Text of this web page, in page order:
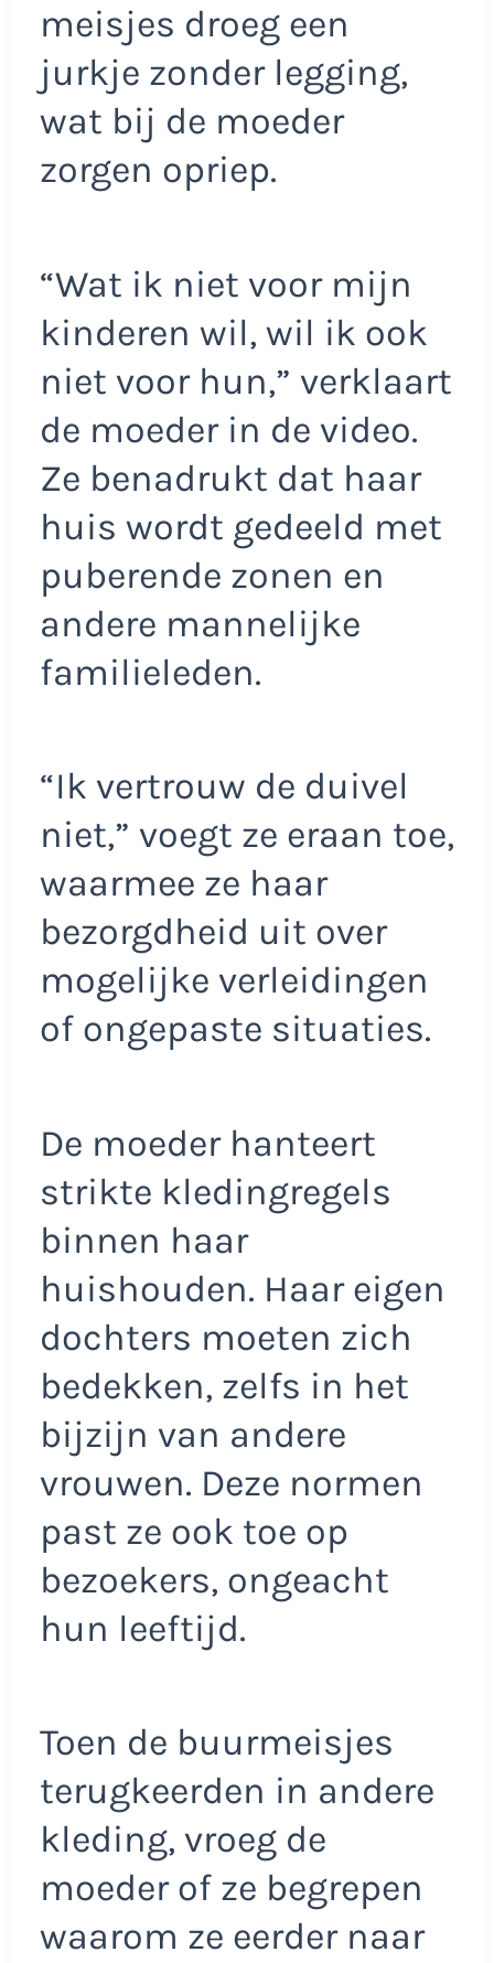
meisjes droeg een
jurkje zonder legging,
wat bij de moeder
zorgen opriep.​
“Wat ik niet voor mijn
kinderen wil, wil ik ook
niet voor hun,” verklaart
de moeder in de video.
Ze benadrukt dat haar
huis wordt gedeeld met
puberende zonen en
andere mannelijke
familieleden.
“Ik vertrouw de duivel
niet,” voegt ze eraan toe,
waarmee ze haar
bezorgdheid uit over
mogelijke verleidingen
of ongepaste situaties.​
De moeder hanteert
strikte kledingregels
binnen haar
huishouden. Haar eigen
dochters moeten zich
bedekken, zelfs in het
bijzijn van andere
vrouwen. Deze normen
past ze ook toe op
bezoekers, ongeacht
hun leeftijd.​
Toen de buurmeisjes
terugkeerden in andere
kleding, vroeg de
moeder of ze begrepen
waarom ze eerder naar